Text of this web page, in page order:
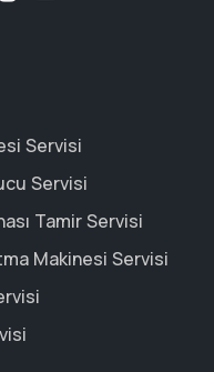
Servisi
Servisi
Tamir Servisi
Makinesi Servisi